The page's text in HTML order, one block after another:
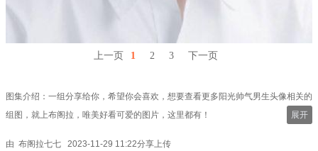
上一页 1 2 3 下一页
图集介绍：一组分享给你，希望你会喜欢，想要查看更多阳光帅气男生头像相关的
组图，就上布阁拉，唯美好看可爱的图片，这里都有！
展开
由 布阁拉七七 2023-11-29 11:22分享上传